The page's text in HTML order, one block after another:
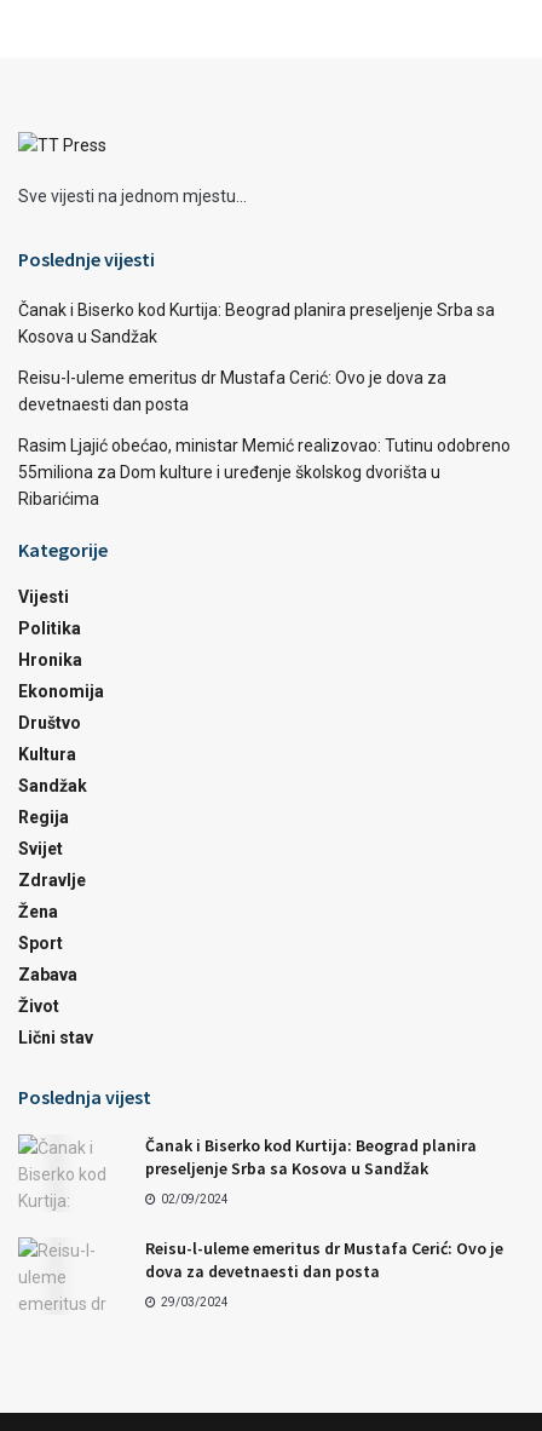
Sve vijesti na jednom mjestu...
Poslednje vijesti
Čanak i Biserko kod Kurtija: Beograd planira preseljenje Srba sa
Kosova u Sandžak
Reisu-l-uleme emeritus dr Mustafa Cerić: Ovo je dova za
devetnaesti dan posta
Rasim Ljajić obećao, ministar Memić realizovao: Tutinu odobreno
55miliona za Dom kulture i uređenje školskog dvorišta u
Ribarićima
Kategorije
Vijesti
Politika
Hronika
Ekonomija
Društvo
Kultura
Sandžak
Regija
Svijet
Zdravlje
Žena
Sport
Zabava
Život
Lični stav
Poslednja vijest
Čanak i Biserko kod Kurtija: Beograd planira
preseljenje Srba sa Kosova u Sandžak
02/09/2024
Reisu-l-uleme emeritus dr Mustafa Cerić: Ovo je
dova za devetnaesti dan posta
29/03/2024